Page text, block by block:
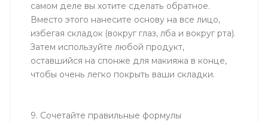
самом деле вы хотите сделать обратное.
Вместо этого нанесите основу на все лицо,
избегая складок (вокруг глаз, лба и вокруг рта).
Затем используйте любой продукт,
оставшийся на спонже для макияжа в конце,
чтобы очень легко покрыть ваши складки.
9. Сочетайте правильные формулы